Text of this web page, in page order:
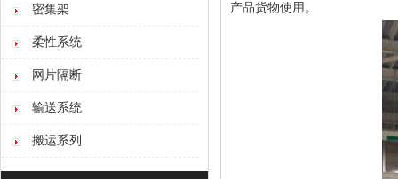
密集架
柔性系统
网片隔断
输送系统
搬运系列
产品货物使用。